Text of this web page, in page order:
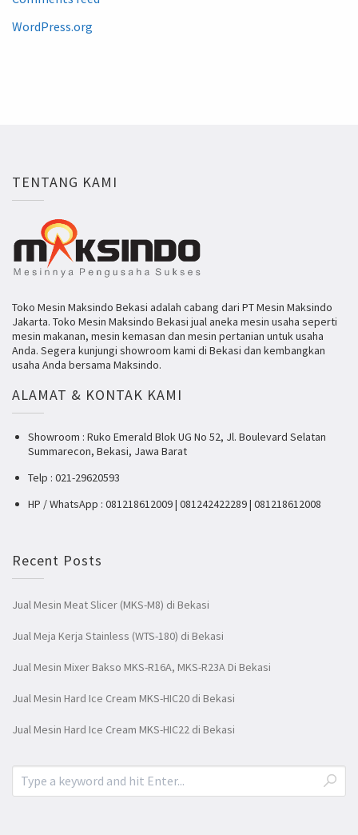
WordPress.org
TENTANG KAMI
Toko Mesin Maksindo Bekasi adalah cabang dari PT Mesin Maksindo
Jakarta. Toko Mesin Maksindo Bekasi jual aneka mesin usaha seperti
mesin makanan, mesin kemasan dan mesin pertanian untuk usaha
Anda. Segera kunjungi showroom kami di Bekasi dan kembangkan
usaha Anda bersama Maksindo.
ALAMAT & KONTAK KAMI
Showroom : Ruko Emerald Blok UG No 52, Jl. Boulevard Selatan
Summarecon, Bekasi, Jawa Barat
Telp : 021-29620593
HP / WhatsApp : 081218612009 | 081242422289 | 081218612008
Recent Posts
Jual Mesin Meat Slicer (MKS-M8) di Bekasi
Jual Meja Kerja Stainless (WTS-180) di Bekasi
Jual Mesin Mixer Bakso MKS-R16A, MKS-R23A Di Bekasi
Jual Mesin Hard Ice Cream MKS-HIC20 di Bekasi
Jual Mesin Hard Ice Cream MKS-HIC22 di Bekasi